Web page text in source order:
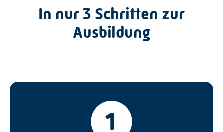
In nur 3 Schritten zur
Ausbildung